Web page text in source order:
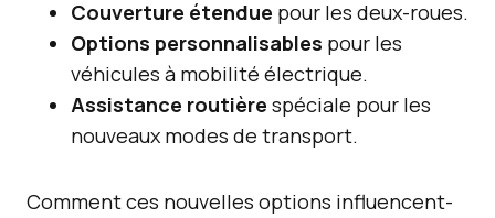
Couverture étendue pour les deux-roues.
Options personnalisables pour les
véhicules à mobilité électrique.
Assistance routière spéciale pour les
nouveaux modes de transport.
Comment ces nouvelles options influencent-